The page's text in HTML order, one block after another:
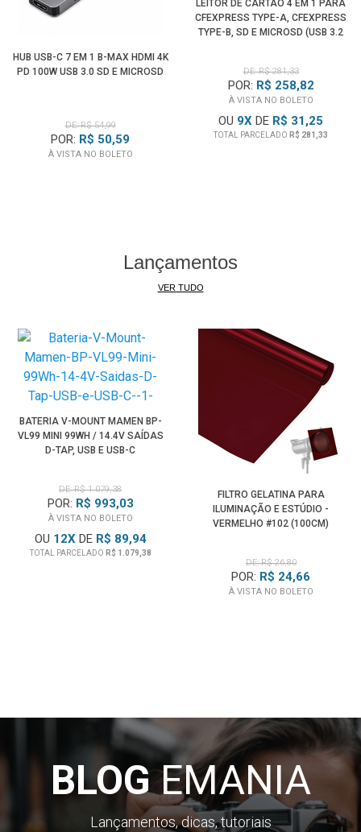
Memory Stick Pro Duo Mark2.
Compatível com Cartões de Memória UHS-II, mas a
velocidade real será apenas até UHS-I
HUB USB-C 7 EM 1 B-MAX HDMI 4K
PD 100W USB 3.0 SD E MICROSD
DE: R$ 54,99
POR: R$ 50,59
À VISTA NO BOLETO
LEITOR DE CARTÃO 4 EM 1 PARA
CFEXPRESS TYPE-A, CFEXPRESS
TYPE-B, SD E MICROSD (USB 3.2
DE: R$ 281,33
POR: R$ 258,82
À VISTA NO BOLETO
OU 9X DE R$ 31,25
TOTAL PARCELADO R$ 281,33
Lançamentos
VER TUDO
BATERIA V-MOUNT MAMEN BP-
VL99 MINI 99WH / 14.4V SAÍDAS
D-TAP, USB E USB-C
DE: R$ 1.079,38
POR: R$ 993,03
À VISTA NO BOLETO
OU 12XDE R$ 89,94
TOTAL PARCELADO R$ 1.079,38
FILTRO GELATINA PARA
ILUMINAÇÃO E ESTÚDIO -
VERMELHO #102 (100CM)
DE: R$ 26,80
POR: R$ 24,66
À VISTA NO BOLETO
BLOGEMANIA
Lançamentos, dicas, tutoriais